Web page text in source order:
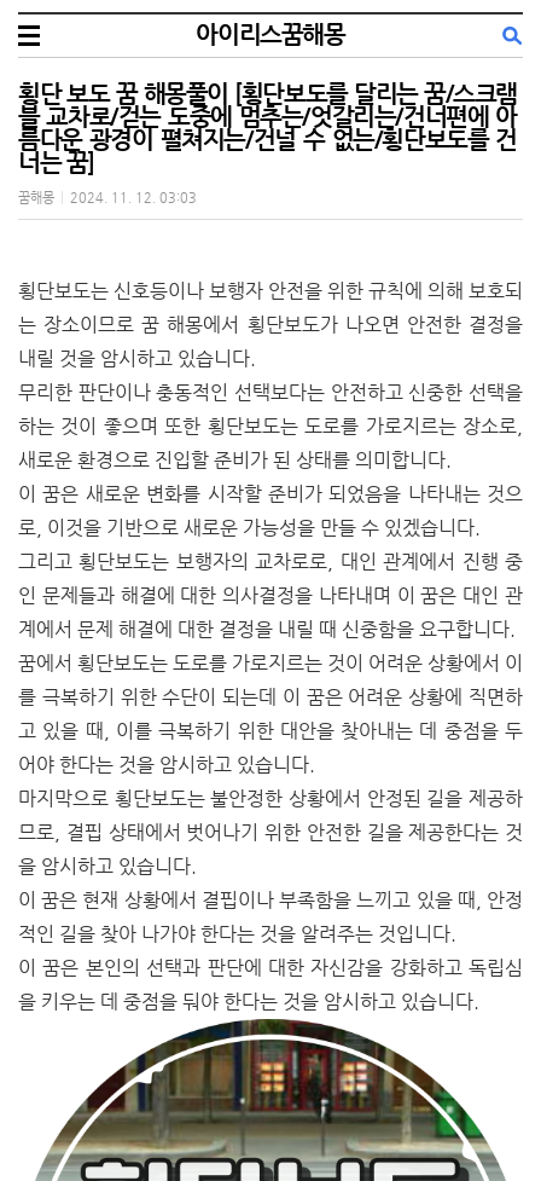
아이리스꿈해몽
횡단 보도 꿈 해몽풀이 [횡단보도를 달리는 꿈/스크램
블 교차로/걷는 도중에 멈추는/엇갈리는/건너편에 아
름다운 광경이 펼쳐지는/건널 수 없는/횡단보도를 건
너는 꿈]
꿈해몽 2024. 11. 12. 03:03
횡단보도는 신호등이나 보행자 안전을 위한 규칙에 의해 보호되
는 장소이므로 꿈 해몽에서 횡단보도가 나오면 안전한 결정을
내릴 것을 암시하고 있습니다.
무리한 판단이나 충동적인 선택보다는 안전하고 신중한 선택을
하는 것이 좋으며 또한 횡단보도는 도로를 가로지르는 장소로,
새로운 환경으로 진입할 준비가 된 상태를 의미합니다.
이 꿈은 새로운 변화를 시작할 준비가 되었음을 나타내는 것으
로, 이것을 기반으로 새로운 가능성을 만들 수 있겠습니다.
그리고 횡단보도는 보행자의 교차로로, 대인 관계에서 진행 중
인 문제들과 해결에 대한 의사결정을 나타내며 이 꿈은 대인 관
계에서 문제 해결에 대한 결정을 내릴 때 신중함을 요구합니다.
꿈에서 횡단보도는 도로를 가로지르는 것이 어려운 상황에서 이
를 극복하기 위한 수단이 되는데 이 꿈은 어려운 상황에 직면하
고 있을 때, 이를 극복하기 위한 대안을 찾아내는 데 중점을 두
어야 한다는 것을 암시하고 있습니다.
마지막으로 횡단보도는 불안정한 상황에서 안정된 길을 제공하
므로, 결핍 상태에서 벗어나기 위한 안전한 길을 제공한다는 것
을 암시하고 있습니다.
이 꿈은 현재 상황에서 결핍이나 부족함을 느끼고 있을 때, 안정
적인 길을 찾아 나가야 한다는 것을 알려주는 것입니다.
이 꿈은 본인의 선택과 판단에 대한 자신감을 강화하고 독립심
을 키우는 데 중점을 둬야 한다는 것을 암시하고 있습니다.